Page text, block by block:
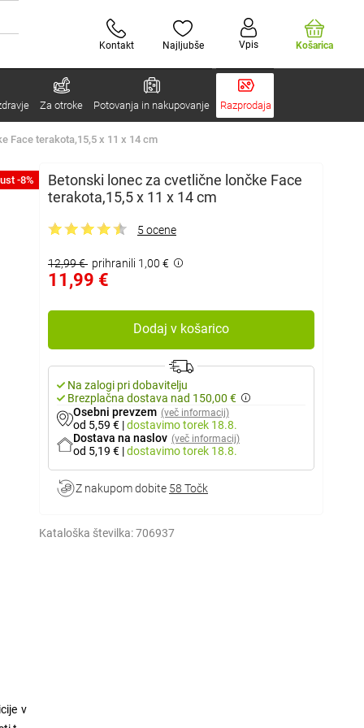
Kontakt Najljubše Vpis Košarica
Za otroke Potovanja in nakupovanje Razprodaja
Face terakota,15,5 x 11 x 14 cm
-8%
Betonski lonec za cvetlične lončke Face
terakota,15,5 x 11 x 14 cm
5 ocene
12,99 € prihranili 1,00 €
11,99 €
Dodaj v košarico
Na zalogi pri dobavitelju
Brezplačna dostava nad 150,00 €
Osebni prevzem (več informacij)
od 5,59 € |dostavimotorek 18.8.
Dostava na naslov (več informacij)
od 5,19 € |dostavimotorek 18.8.
Z nakupom dobite 58 Točk
Kataloška številka:706937
v